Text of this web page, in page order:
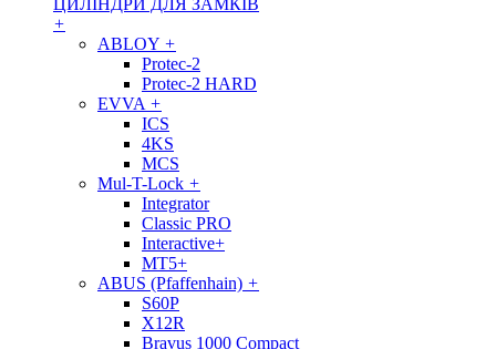
ЦИЛІНДРИ ДЛЯ ЗАМКІВ
+
ABLOY +
Protec-2
Protec-2 HARD
EVVA +
ICS
4KS
MCS
Mul-T-Lock +
Integrator
Classic PRO
Interactive+
MT5+
ABUS (Pfaffenhain) +
S60P
X12R
Bravus 1000 Compact